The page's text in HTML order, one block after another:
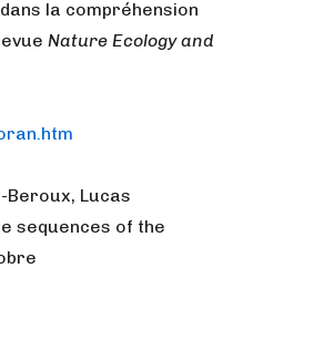
la compréhension
Nature Ecology and
Beroux, Lucas
sequences of the